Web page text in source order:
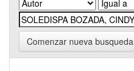
Comenzar nueva busqueda